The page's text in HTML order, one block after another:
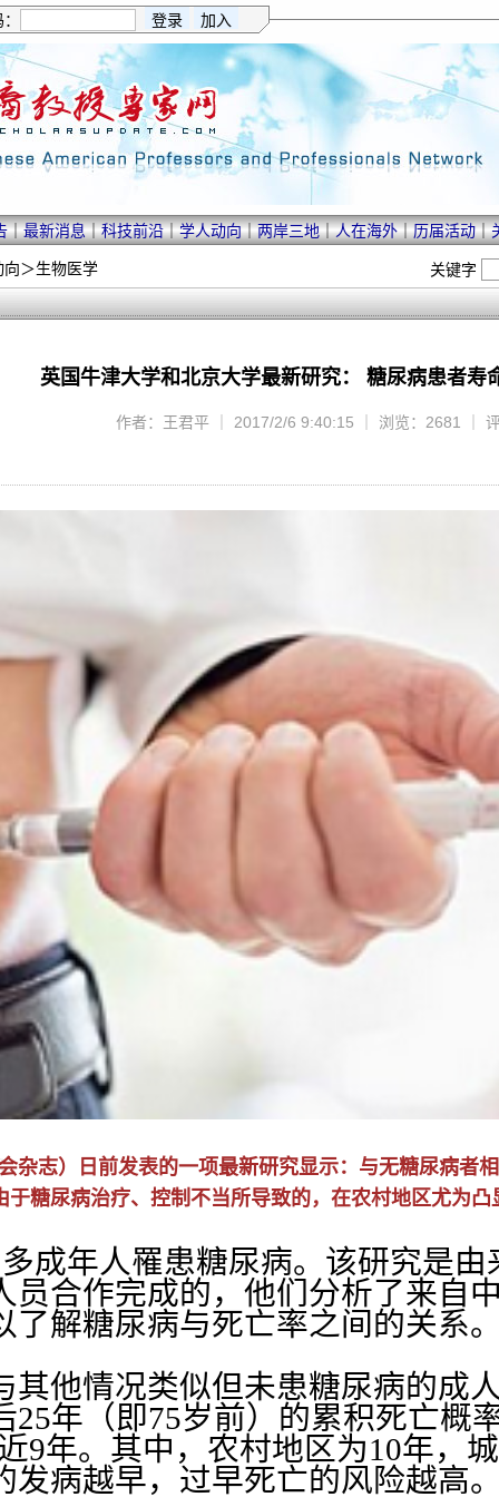
｜最新消息｜科技前沿｜学人动向｜两岸三地｜人在海外｜历届活动｜
向＞生物医学 关键字
英国牛津大学和北京大学最新研究： 糖尿病患者寿
作者：王君平 ｜ 2017/2/6 9:40:15 ｜ 浏览：2681 ｜
杂志）日前发表的一项最新研究显示：与无糖尿病者
于糖尿病治疗、控制不当所导致的，在农村地区尤为凸
成年人罹患糖尿病。该研究是
员合作完成的，他们分析了来自
了解糖尿病与死亡率之间的关系
其他情况类似但未患糖尿病的成
25年（即75岁前）的累积死亡概
9年。其中，农村地区为10年，
发病越早，过早死亡的风险越高